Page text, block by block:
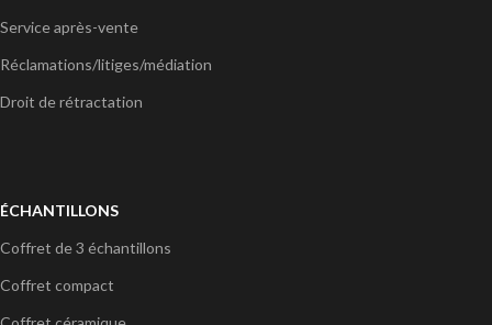
Service après-vente
Réclamations/litiges/médiation
Droit de rétractation
ÉCHANTILLONS
Coffret de 3 échantillons
Coffret compact